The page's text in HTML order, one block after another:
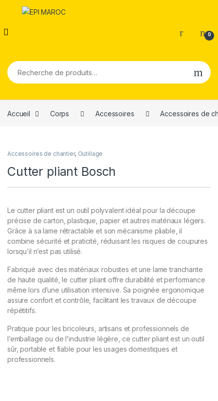
0
Recherche pour :
Accueil Corps Accessoires Accessoires de
Accessoires de chantier, Outillage
Cutter pliant Bosch
Le cutter pliant est un outil polyvalent idéal pour la découpe
précise de carton, plastique, papier et autres matériaux légers.
Grâce à sa lame rétractable et son mécanisme pliable, il
combine sécurité et praticité, réduisant les risques de coupures
lorsqu’il n’est pas utilisé.
Fabriqué avec des matériaux robustes et une lame tranchante
de haute qualité, le cutter pliant offre durabilité et performance
même lors d’une utilisation intensive. Sa poignée ergonomique
assure confort et contrôle, facilitant les travaux de découpe
répétitifs.
Pratique pour les bricoleurs, artisans et professionnels de
l’emballage ou de l’industrie légère, ce cutter pliant est un outil
sûr, portable et fiable pour les usages domestiques et
professionnels.